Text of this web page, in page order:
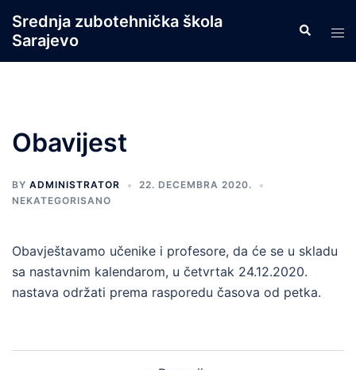
content
Srednja zubotehnička škola
Sarajevo
Search
Obavijest
BY ADMINISTRATOR
22. DECEMBRA 2020.
NEKATEGORISANO
Obavještavamo učenike i profesore, da će se u skladu
sa nastavnim kalendarom, u četvrtak 24.12.2020.
nastava održati prema rasporedu časova od petka.